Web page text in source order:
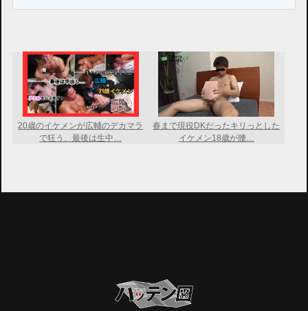
20歳のイケメンが広輔のデカマラ
で狂う、最後は生中…
春まで現役DKだったキリっとした
イケメン18歳が腰…